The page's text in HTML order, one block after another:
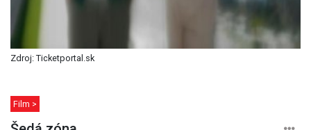
Zdroj: Ticketportal.sk
Film >